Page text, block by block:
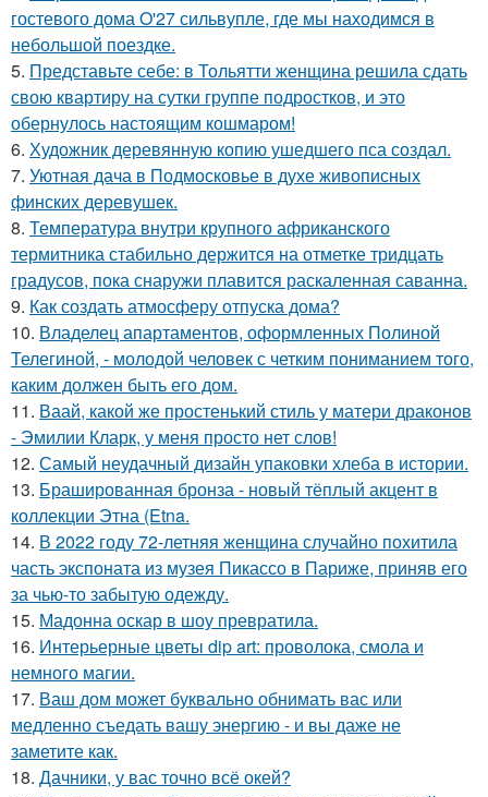
гостевого дома O'27 сильвупле, где мы находимся в
небольшой поездке.
5. Представьте себе: в Тольятти женщина решила сдать
свою квартиру на сутки группе подростков, и это
обернулось настоящим кошмаром!
6. Художник деревянную копию ушедшего пса создал.
7. Уютная дача в Подмосковье в духе живописных
финских деревушек.
8. Температура внутри крупного африканского
термитника стабильно держится на отметке тридцать
градусов, пока снаружи плавится раскаленная саванна.
9. Как создать атмосферу отпуска дома?
10. Владелец апартаментов, оформленных Полиной
Телегиной, - молодой человек с четким пониманием того,
каким должен быть его дом.
11. Ваай, какой же простенький стиль у матери драконов
- Эмилии Кларк, у меня просто нет слов!
12. Самый неудачный дизайн упаковки хлеба в истории.
13. Брашированная бронза - новый тёплый акцент в
коллекции Этна (Etna.
14. В 2022 году 72-летняя женщина случайно похитила
часть экспоната из музея Пикассо в Париже, приняв его
за чью-то забытую одежду.
15. Мадонна оскар в шоу превратила.
16. Интерьерные цветы dip art: проволока, смола и
немного магии.
17. Ваш дом может буквально обнимать вас или
медленно съедать вашу энергию - и вы даже не
заметите как.
18. Дачники, у вас точно всё окей?